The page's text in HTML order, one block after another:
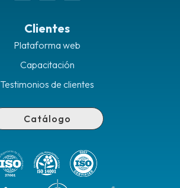
Clientes
Plataforma web
Capacitación
Testimonios de clientes
Catálogo